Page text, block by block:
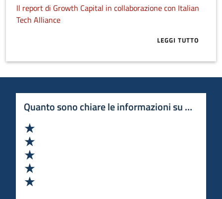
Il report di Growth Capital in collaborazione con Italian
Tech Alliance
LEGGI TUTTO
ABOUT VC
Quanto sono chiare le informazioni su questa